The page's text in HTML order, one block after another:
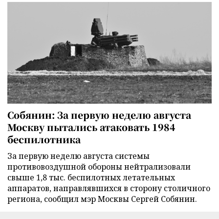
Собянин: За первую неделю августа
Москву пытались атаковать 1984
беспилотника
За первую неделю августа системы
противовоздушной обороны нейтрализовали
свыше 1,8 тыс. беспилотных летательных
аппаратов, направлявшихся в сторону столичного
региона, сообщил мэр Москвы Сергей Собянин.